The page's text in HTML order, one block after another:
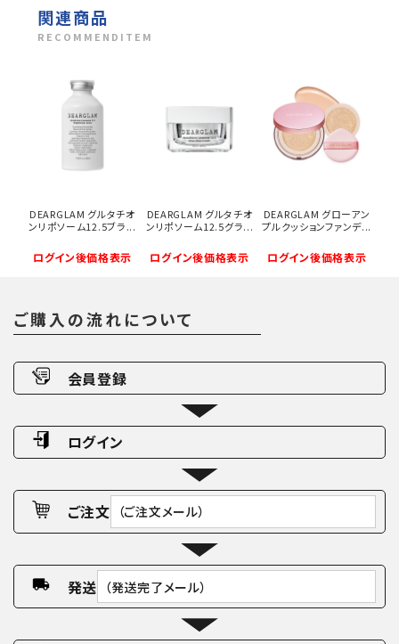
関連商品
RECOMMENDITEM
DEARGLAM グルタチオ
ンリポソーム12.5ブラ...
ログイン後価格表示
DEARGLAM グルタチオ
ンリポソーム12.5グラ...
ログイン後価格表示
DEARGLAM グローアン
プルクッションファンデ...
ログイン後価格表示
ご購入の流れについて
会員登録
ログイン
ご注文 （ご注文メール）
発送 （発送完了メール）